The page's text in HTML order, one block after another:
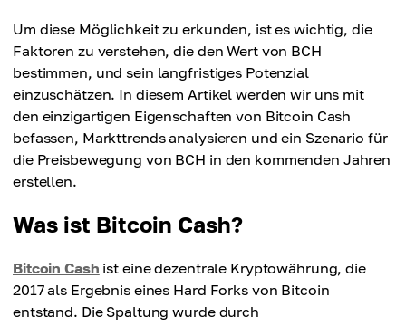
Um diese Möglichkeit zu erkunden, ist es wichtig, die
Faktoren zu verstehen, die den Wert von BCH
bestimmen, und sein langfristiges Potenzial
einzuschätzen. In diesem Artikel werden wir uns mit
den einzigartigen Eigenschaften von Bitcoin Cash
befassen, Markttrends analysieren und ein Szenario für
die Preisbewegung von BCH in den kommenden Jahren
erstellen.
Was ist Bitcoin Cash?
Bitcoin Cash ist eine dezentrale Kryptowährung, die
2017 als Ergebnis eines Hard Forks von Bitcoin
entstand. Die Spaltung wurde durch